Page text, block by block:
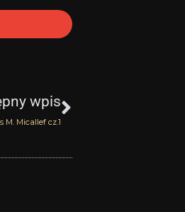
wpis
Micallef cz.1